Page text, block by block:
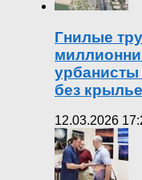
Гнилые
урбанисты
без
12.03.2026